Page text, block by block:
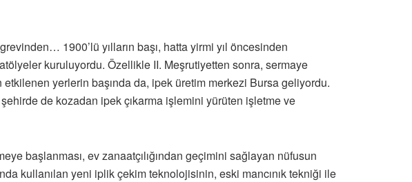
1900’lü yılların başı, hatta yirmi yıl öncesinden
kuruluyordu. Özellikle II. Meşrutiyetten sonra, sermaye
yerlerin başında da, ipek üretim merkezi Bursa geliyordu.
de kozadan ipek çıkarma işlemini yürüten işletme ve
başlanması, ev zanaatçılığından geçimini sağlayan nüfusun
kullanılan yeni iplik çekim teknolojisinin, eski mancınık tekniği ile